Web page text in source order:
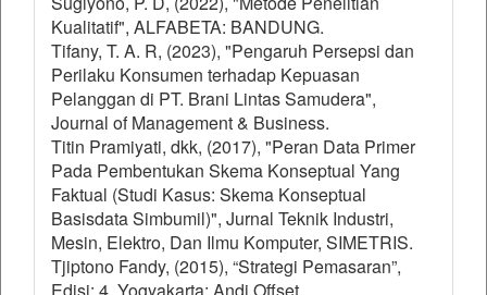
Kualitatif", ALFABETA: BANDUNG.
Tifany, T. A. R, (2023), "Pengaruh Persepsi dan
Perilaku Konsumen terhadap Kepuasan
Pelanggan di PT. Brani Lintas Samudera",
Journal of Management & Business.
Titin Pramiyati, dkk, (2017), "Peran Data Primer
Pada Pembentukan Skema Konseptual Yang
Faktual (Studi Kasus: Skema Konseptual
Basisdata Simbumil)", Jurnal Teknik Industri,
Mesin, Elektro, Dan Ilmu Komputer, SIMETRIS.
Tjiptono Fandy, (2015), “Strategi Pemasaran”,